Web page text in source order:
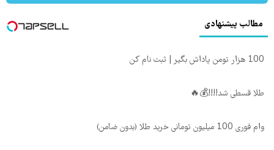
مطالب پیشنهادی
100 هزار تومن پاداش بگیر | ثبت نام کن
طلا قسطی شد!!!!💰🔥
وام فوری 100 میلیون تومانی خرید طلا (بدون ضامن)